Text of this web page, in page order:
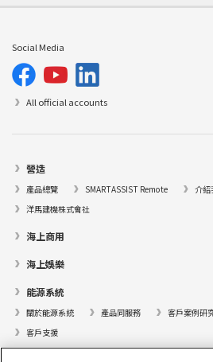
Social Media
All official accounts
營造
產品總覽 SMARTASSIST Remote 介紹
洋馬建機株式會社
海上商用
海上娛樂
能源系統
關於能源系統 產品同服務 客戶案例研
客戶支援